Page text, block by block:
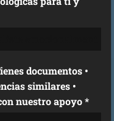
similares •
nuestro apoyo *